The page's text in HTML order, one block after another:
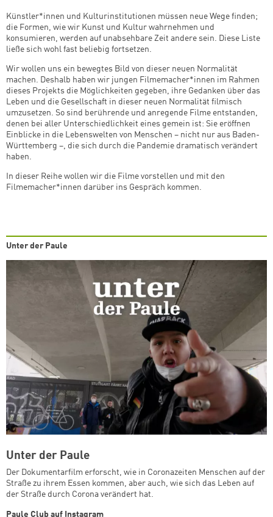
Künstler*innen und Kulturinstitutionen müssen neue Wege finden;
die Formen, wie wir Kunst und Kultur wahrnehmen und
konsumieren, werden auf unabsehbare Zeit andere sein. Diese Liste
ließe sich wohl fast beliebig fortsetzen.
Wir wollen uns ein bewegtes Bild von dieser neuen Normalität
machen. Deshalb haben wir jungen Filmemacher*innen im Rahmen
dieses Projekts die Möglichkeiten gegeben, ihre Gedanken über das
Leben und die Gesellschaft in dieser neuen Normalität filmisch
umzusetzen. So sind berührende und anregende Filme entstanden,
denen bei aller Unterschiedlichkeit eines gemein ist: Sie eröffnen
Einblicke in die Lebenswelten von Menschen – nicht nur aus Baden-
Württemberg –, die sich durch die Pandemie dramatisch verändert
haben.
In dieser Reihe wollen wir die Filme vorstellen und mit den
Filmemacher*innen darüber ins Gespräch kommen.
Unter der Paule
Unter der Paule
Der Dokumentarfilm erforscht, wie in Coronazeiten Menschen auf der
Straße zu ihrem Essen kommen, aber auch, wie sich das Leben auf
der Straße durch Corona verändert hat.
Paule Club auf Instagram